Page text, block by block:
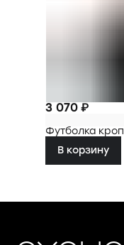
3 070 ₽
Футболка кроп
В корзину